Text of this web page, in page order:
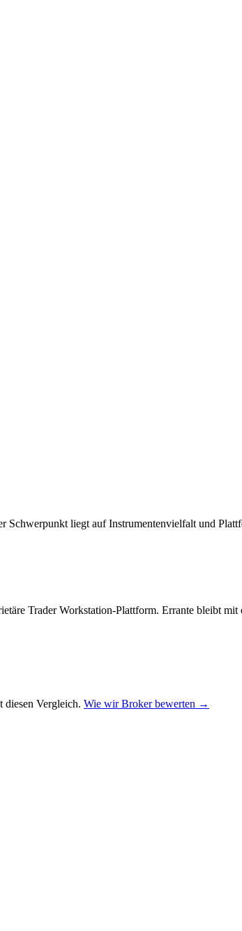
Schwerpunkt liegt auf Instrumentenvielfalt und
Trader Workstation-Plattform. Errante bleibt
Vergleich. Wie wir Broker bewerten →